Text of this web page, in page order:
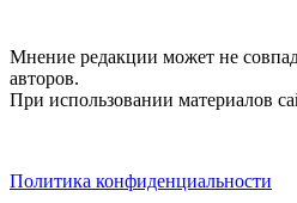
Мнение редакции может не
авторов.
При использовании материалов
Политика конфиденциальности